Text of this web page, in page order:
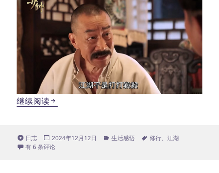
继续阅读人情，事故。
格
式
日志
发
布
2024年12月12日
分
生活感悟
标
修行、江湖
人情，事故。
有 6 条评论